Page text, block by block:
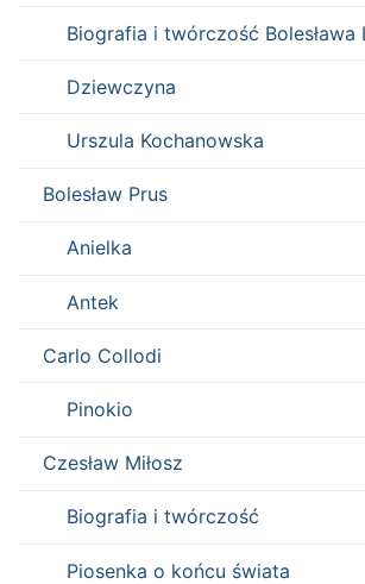
Biografia i twórczość Bolesława
Dziewczyna
Urszula Kochanowska
Bolesław Prus
Anielka
Antek
Carlo Collodi
Pinokio
Czesław Miłosz
Biografia i twórczość
Piosenka o końcu świata